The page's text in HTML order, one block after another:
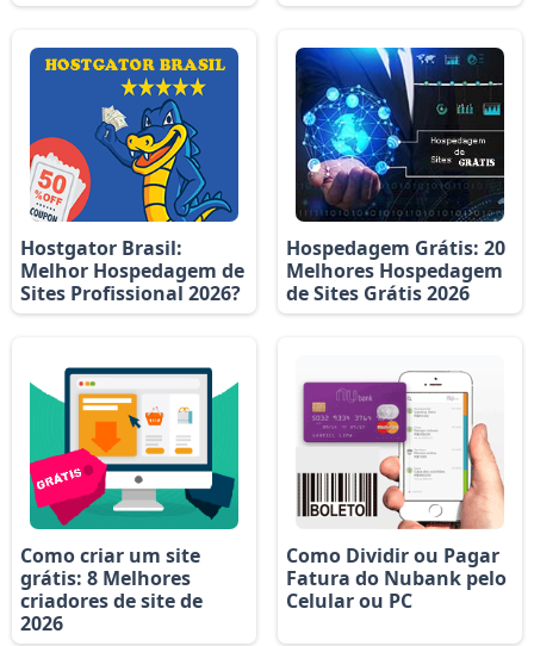
Hostgator Brasil:
Melhor Hospedagem de
Sites Profissional 2026?
Hospedagem Grátis: 20
Melhores Hospedagem
de Sites Grátis 2026
Como criar um site
grátis: 8 Melhores
criadores de site de
2026
Como Dividir ou Pagar
Fatura do Nubank pelo
Celular ou PC